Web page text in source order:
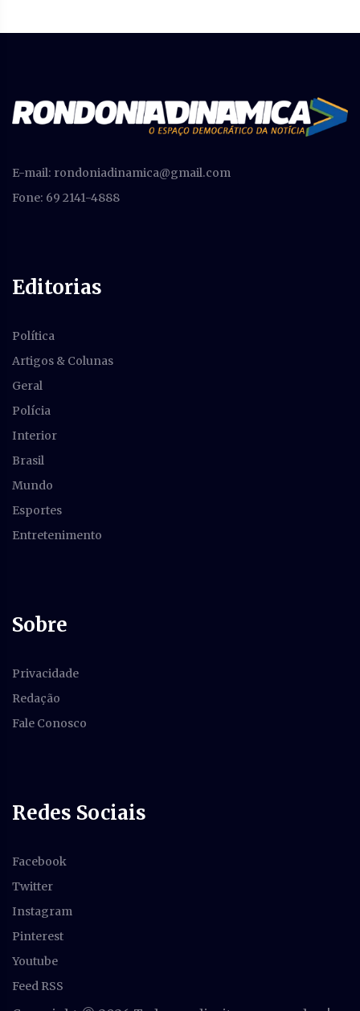
E-mail: rondoniadinamica@gmail.com
Fone: 69 2141-4888
Editorias
Política
Artigos & Colunas
Geral
Polícia
Interior
Brasil
Mundo
Esportes
Entretenimento
Sobre
Privacidade
Redação
Fale Conosco
Redes Sociais
Facebook
Twitter
Instagram
Pinterest
Youtube
Feed RSS